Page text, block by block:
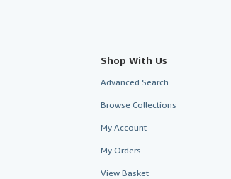
Shop With Us
Advanced Search
Browse Collections
My Account
My Orders
View Basket